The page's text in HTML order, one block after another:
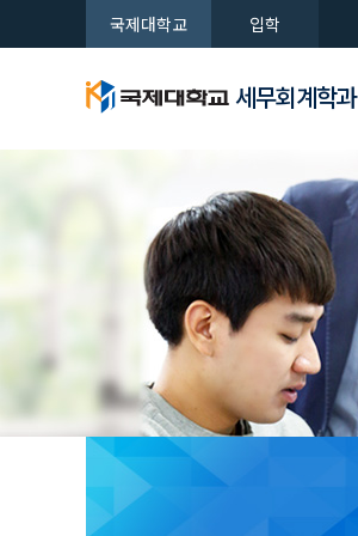
국제대학교 입학
세무회계학과
세무회계학과
새로운 시대를 여는 국제대학교
세무회계학과
새로운 시대를 여는 국제대학교
세무회계학과
새로운 시대를 여는 국제대학교
세무회계학과
새로운 시대를 여는 국제대학교
세무회계학과
새로운 시대를 여는 국제대학교